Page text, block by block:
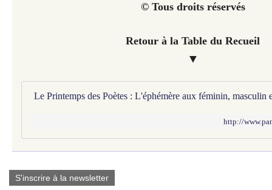
© Tous droits réservés
Retour à la Table du Recueil
▼
http://
S'inscrire à la newsletter